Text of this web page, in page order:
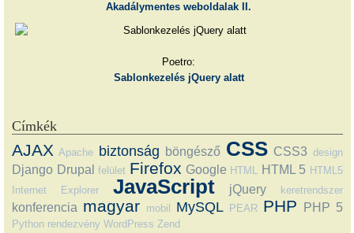
Akadálymentes weboldalak II.
Poetro:
Sablonkezelés jQuery alatt
Címkék
AJAX Apache biztonság böngésző CSS CSS3 design
Django Drupal felület Firefox Google HTML HTML 5 HTML5
Internet Explorer
JavaScript jQuery keretrendszer
konferencia magyar mobil MySQL PEAR PHP PHP 5
Python rendezvény WordPress Zend